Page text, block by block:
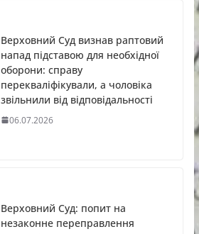
Верховний Суд визнав раптовий
напад підставою для необхідної
оборони: справу
перекваліфікували, а чоловіка
звільнили від відповідальності
06.07.2026
Верховний Суд: попит на
незаконне переправлення